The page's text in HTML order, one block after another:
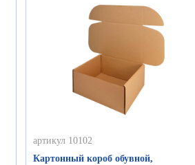
артикул 10102
Картонный короб обувной,